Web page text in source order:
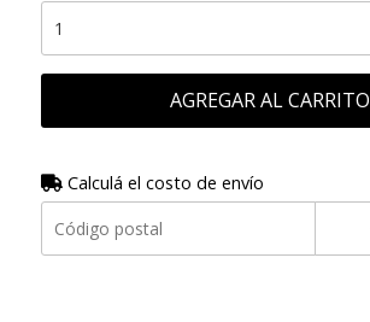
AGREGAR AL CARRITO
Calculá el costo de envío